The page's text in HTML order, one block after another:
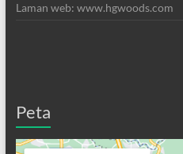
Laman web: www.hgwoods.com
Peta